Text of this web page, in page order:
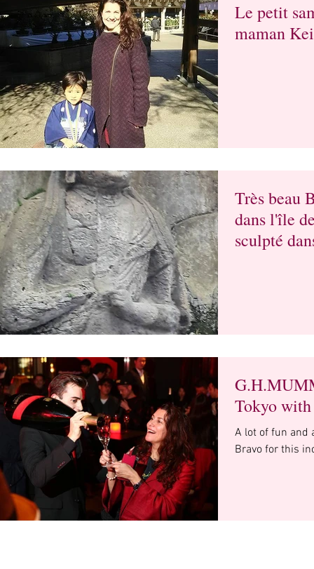
Le petit
maman
Très beau
dans l'île
sculpté
Tokyo
A lot of fun and
Bravo for this